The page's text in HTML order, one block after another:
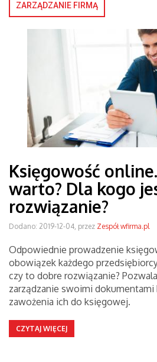
ZARZĄDZANIE FIRMĄ
Księgowość
warto? Dla kogo
rozwiązanie?
Dodano: 2019-12-04, przez Zespół wfirma.pl
Odpowiednie prowadzenie
obowiązek każdego
czy to dobre rozwiązanie?
zarządzanie swoimi dokumentami
zawożenia ich do księgowej.
CZYTAJ WIĘCEJ